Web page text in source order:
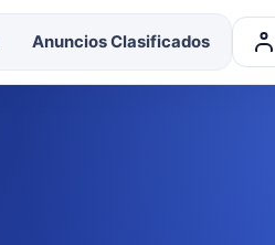
Anuncios Clasificados